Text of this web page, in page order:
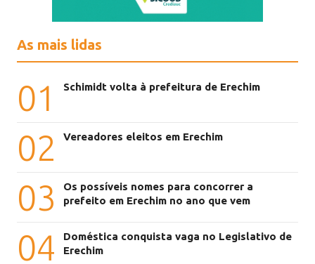
As mais lidas
01 Schimidt volta à prefeitura de Erechim
02 Vereadores eleitos em Erechim
03
Os possíveis nomes para concorrer a
prefeito em Erechim no ano que vem
04
Doméstica conquista vaga no Legislativo de
Erechim